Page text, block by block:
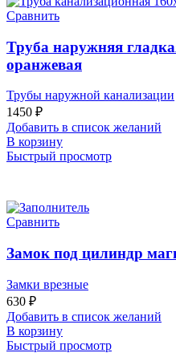
Сравнить
Труба наружняя
оранжевая
Трубы наружной канализации
1450 ₽
Добавить в список желаний
В корзину
Быстрый просмотр
Сравнить
Замок под цилиндр
Замки врезные
630 ₽
Добавить в список желаний
В корзину
Быстрый просмотр